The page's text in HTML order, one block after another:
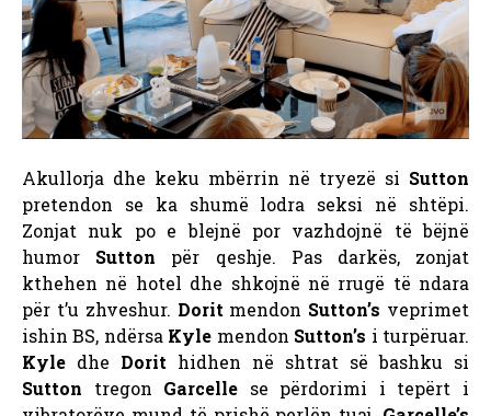
Akullorja dhe keku mbërrin në tryezë si Sutton
pretendon se ka shumë lodra seksi në shtëpi.
Zonjat nuk po e blejnë por vazhdojnë të bëjnë
humor Sutton për qeshje. Pas darkës, zonjat
kthehen në hotel dhe shkojnë në rrugë të ndara
për t’u zhveshur. Dorit mendon Sutton’s veprimet
ishin BS, ndërsa Kyle mendon Sutton’s i turpëruar.
Kyle dhe Dorit hidhen në shtrat së bashku si
Sutton tregon Garcelle se përdorimi i tepërt i